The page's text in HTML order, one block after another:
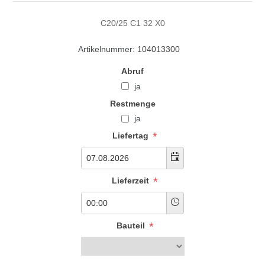
C20/25 C1 32 X0
Artikelnummer: 104013300
Abruf
ja
Restmenge
ja
Liefertag *
Lieferzeit *
Bauteil *